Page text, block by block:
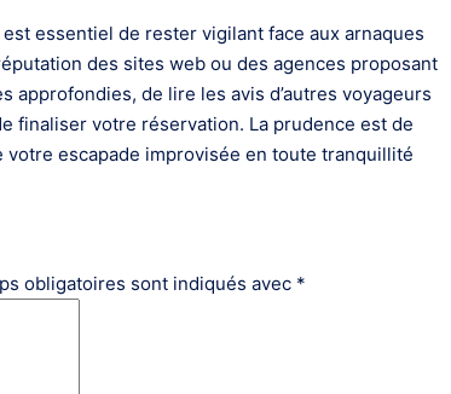
essentiel de rester vigilant face aux arnaques
des sites web ou des agences proposant
de lire les avis d’autres voyageurs
finaliser votre réservation. La prudence est de
escapade improvisée en toute tranquillité
obligatoires sont indiqués avec *